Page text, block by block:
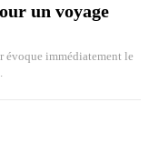
un voyage
immédiatement le